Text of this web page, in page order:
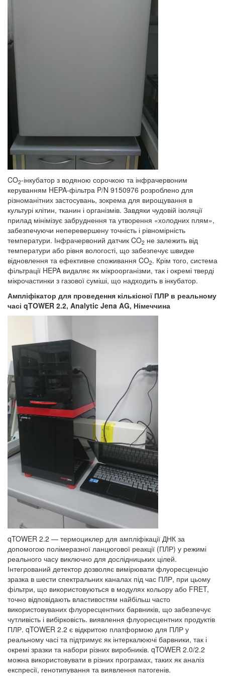
CO2-інкубатор з водяною сорочкою та інфрачервоним
керуванням HEPA-фільтра P/N 9150976 розроблено для
різноманітних застосувань, зокрема для вирощування в
культурі клітин, тканин і організмів. Завдяки чудовій ізоляції
прилад мінімізує забруднення та утворення «холодних плям»,
забезпечуючи неперевершену точність і рівномірність
температури. Інфрачервоний датчик CO2 не залежить від
температури або рівня вологості, що забезпечує швидке
відновлення та ефективне споживання CO2. Крім того, система
фільтрації HEPA видаляє як мікроорганізми, так і окремі тверді
мікрочастинки з газової суміші, що надходить в інкубатор.
Ампліфікатор для проведення кількісної ПЛР в реальному
часі qTOWER 2.2, Analytic Jena AG, Німеччина
qTOWER 2.2 — термоциклер для ампліфікації ДНК за
допомогою полімеразної ланцюгової реакції (ПЛР) у режимі
реального часу виключно для дослідницьких цілей.
Інтегрований детектор дозволяє вимірювати флуоресценцію
зразка в шести спектральних каналах під час ПЛР, при цьому
фільтри, що використовуються в модулях кольору або FRET,
точно відповідають властивостям найбільш часто
використовуваних флуоресцентних барвників, що забезпечує
чутливість і вибірковість. виявлення флуоресцентних продуктів
ПЛР. qTOWER 2.2 є відкритою платформою для ПЛР у
реальному часі та підтримує як інтеркалюючі барвники, так і
окремі зразки та набори різних виробників. qTOWER 2.0/2.2
можна використовувати в різних програмах, таких як аналіз
експресії, генотипування та виявлення патогенів.